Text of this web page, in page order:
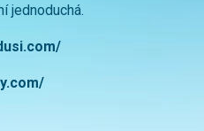
jednoduchá.